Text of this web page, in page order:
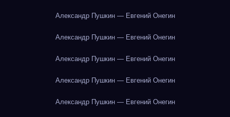
Александр Пушкин — Евгений Онегин
Александр Пушкин — Евгений Онегин
Александр Пушкин — Евгений Онегин
Александр Пушкин — Евгений Онегин
Александр Пушкин — Евгений Онегин